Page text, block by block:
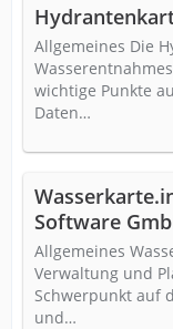
Allgemeines Die
wichtige Punkte
Daten…
Software
Allgemeines
Verwaltung und
Schwerpunkt auf
und…